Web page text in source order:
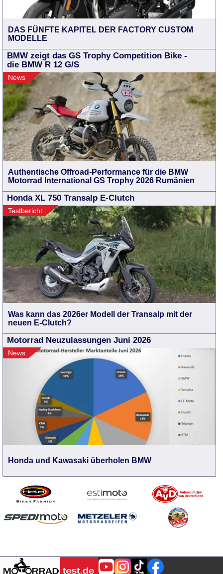
DAS FÜNFTE KAPITEL DER FACTORY CUSTOM
MODELLE
BMW zeigt das GS Trophy Competition Bike -
die BMW R 12 G/S
News
Authentische Offroad-Performance für die BMW
Motorrad International GS Trophy 2026 Rumänien
Honda XL 750 Transalp E-Clutch
Testbericht
Was kann das 2026er Modell der Transalp mit der
neuen E-Clutch?
Motorrad Neuzulassungen Juni 2026
News
Honda und Kawasaki überholen BMW